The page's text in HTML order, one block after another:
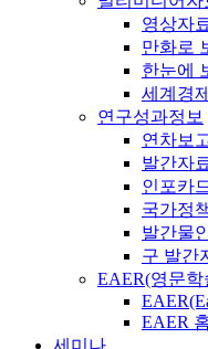
영상자
만화로
한눈에
세계경
연구성과정보
연차보
발간자
인포카
국가정
발간물
구 발간
EAER(영문학
EAER
세미나